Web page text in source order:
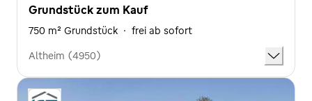
Grundstück zum Kauf
750 m² Grundstück · frei ab sofort
Altheim (4950)